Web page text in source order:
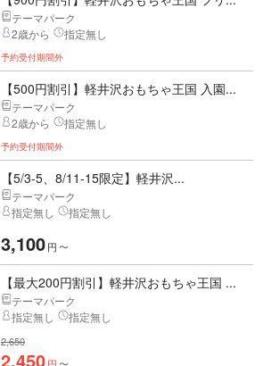
テーマパーク
2歳から
指定無し
予約受付期間外
【500円割引】軽井沢おもちゃ王国 入園...
テーマパーク
2歳から
指定無し
予約受付期間外
【5/3-5、8/11-15限定】軽井沢...
テーマパーク
指定無し
指定無し
3,100円 〜
【最大200円割引】軽井沢おもちゃ王国 ...
テーマパーク
指定無し
指定無し
2,650
2,450